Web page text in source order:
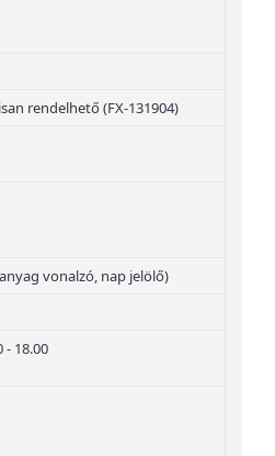
rendelhető (FX-131904)
vonalzó, nap jelölő)
- 18.00